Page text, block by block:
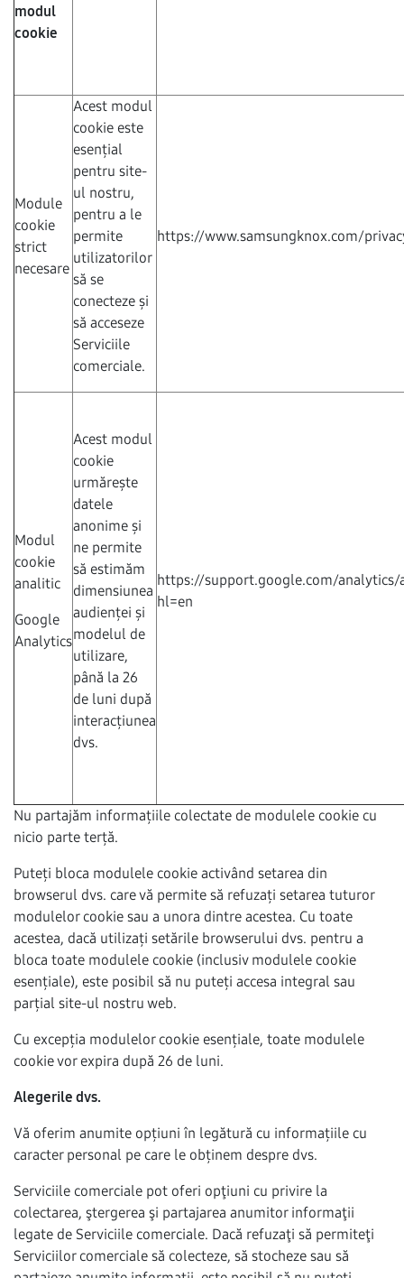
modul
cookie
Module
cookie
strict
necesare
Acest modul
cookie este
esențial
pentru site-
ul nostru,
pentru a le
permite
utilizatorilor
să se
conecteze și
să acceseze
Serviciile
comerciale.
https://www.samsungknox.com/
Modul
cookie
analitic
Google
Analytics
Acest modul
cookie
urmărește
datele
anonime și
ne permite
să estimăm
dimensiunea
audienței și
modelul de
utilizare,
până la 26
de luni după
interacțiunea
dvs.
https://support.google.com/analytics/
hl=en
Nu partajăm informațiile colectate de modulele cookie cu
nicio parte terță.
Puteți bloca modulele cookie activând setarea din
browserul dvs. care vă permite să refuzați setarea tuturor
modulelor cookie sau a unora dintre acestea. Cu toate
acestea, dacă utilizați setările browserului dvs. pentru a
bloca toate modulele cookie (inclusiv modulele cookie
esențiale), este posibil să nu puteți accesa integral sau
parțial site-ul nostru web.
Cu excepția modulelor cookie esențiale, toate modulele
cookie vor expira după 26 de luni.
Alegerile dvs.
Vă oferim anumite opțiuni în legătură cu informațiile cu
caracter personal pe care le obținem despre dvs.
Serviciile comerciale pot oferi opţiuni cu privire la
colectarea, ştergerea şi partajarea anumitor informaţii
legate de Serviciile comerciale. Dacă refuzaţi să permiteţi
Serviciilor comerciale să colecteze, să stocheze sau să